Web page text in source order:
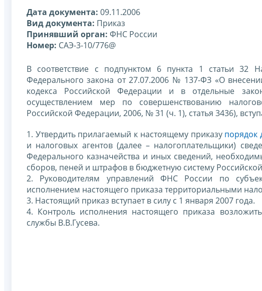
Дата документа: 09.11.2006
Вид документа: Приказ
Принявший орган: ФНС России
Номер: САЭ-3-10/776@
В соответствие с подпунктом 6 пункта 1 статьи 32
Федерального закона от 27.07.2006 № 137-ФЗ «О
кодекса Российской Федерации и в отдельные
осуществлением мер по совершенствованию
Российской Федерации, 2006, № 31 (ч. 1), статья 3436),
1. Утвердить прилагаемый к настоящему приказу порядок
и налоговых агентов (далее – налогоплательщики)
Федерального казначейства и иных сведений,
сборов, пеней и штрафов в бюджетную систему
2. Руководителям управлений ФНС России по
исполнением настоящего приказа территориальными
3. Настоящий приказ вступает в силу с 1 января 2007 года.
4. Контроль исполнения настоящего приказа
службы В.В.Гусева.